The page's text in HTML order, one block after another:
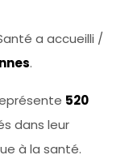
a accueilli /
.
520
dans leur
à la santé.